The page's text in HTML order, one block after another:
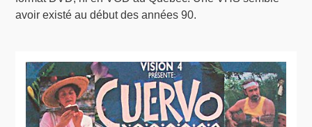
avoir existé au début des années 90.